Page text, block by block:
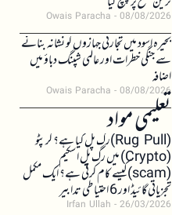
Owais Paracha 08/08/2026
بحیرہ اسود میں تجارتی جہازوں کو نشانہ بنانے
سے جنگی خطرات اور عالمی شپنگ دباؤ میں
اضافہ
Owais Paracha 08/08/2026
تعلیمی مواد(Rug Pull)رگ پل کیا ہے؟ کرپٹو
(Crypto) میں رگ پل اسکیم
(scam)کیسے کام کرتی ہے؟ ایک مکمل
تجزیاتی گائیڈ اور 6 احتیاطی تدابیر
Irfan Ullah 26/03/2026